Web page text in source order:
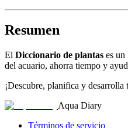
Resumen
El Diccionario de plantas es un
del acuario, ahorra tiempo y
¡Descubre, planifica y
Aqua Diary
Términos de servicio